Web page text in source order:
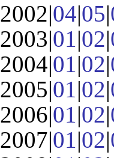
2002|04|05|
2003|01|02|
2004|01|02|
2005|01|02|
2006|01|02|
2007|01|02|